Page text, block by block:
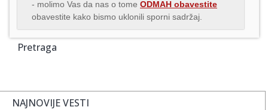
- molimo Vas da nas o tome ODMAH obavestite
obavestite kako bismo uklonili sporni sadržaj.
Pretraga
NAJNOVIJE VESTI